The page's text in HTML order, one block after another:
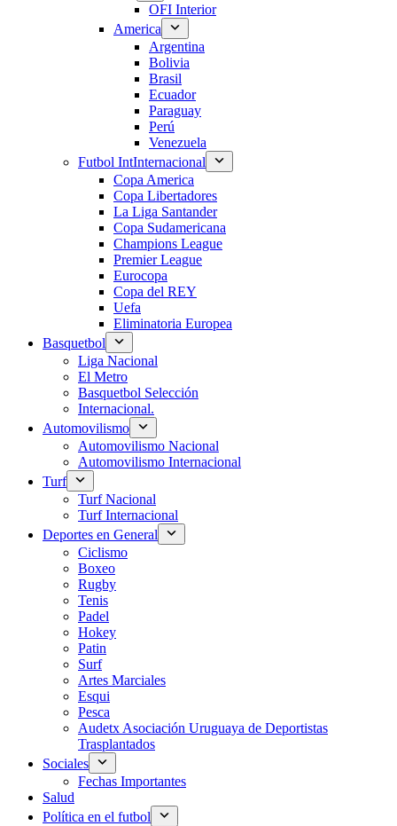
OFI Interior
America
Argentina
Bolivia
Brasil
Ecuador
Paraguay
Perú
Venezuela
Futbol IntInternacional
Copa America
Copa Libertadores
La Liga Santander
Copa Sudamericana
Champions League
Premier League
Eurocopa
Copa del REY
Uefa
Eliminatoria Europea
Basquetbol
Liga Nacional
El Metro
Basquetbol Selección
Internacional.
Automovilismo
Automovilismo Nacional
Automovilismo Internacional
Turf
Turf Nacional
Turf Internacional
Deportes en General
Ciclismo
Boxeo
Rugby
Tenis
Padel
Hokey
Patin
Surf
Artes Marciales
Esqui
Pesca
Audetx Asociación Uruguaya de Deportistas
Trasplantados
Sociales
Fechas Importantes
Salud
Política en el futbol